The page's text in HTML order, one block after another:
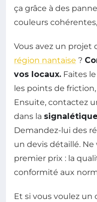
ça grâce à des
couleurs
Vous avez un projet
région nantaise ?
vos locaux. Faites
les points de
Ensuite, contactez
dans la
Demandez-lui des
un devis détaillé.
premier prix : la
conformité aux
Et si vous voulez un